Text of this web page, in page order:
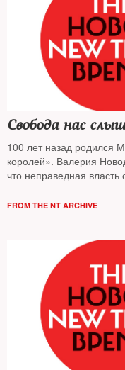
Свобода нас
100 лет назад родился
королей». Валерия
что неправедная власть
FROM THE NT ARCHIVE